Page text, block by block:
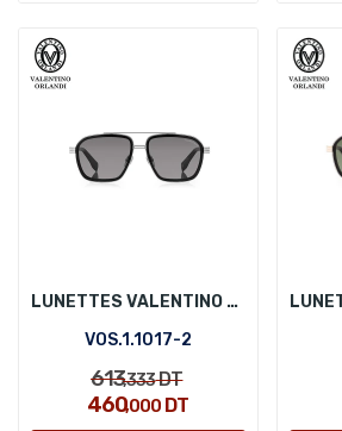
LUNETTES VALENTINO ORLANDI VOS.1.1017-2
VOS.1.1017-2
613,333DT
460,000 DT